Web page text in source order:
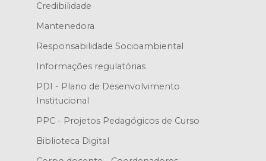
Credibilidade
Mantenedora
Responsabilidade Socioambiental
Informações regulatórias
PDI - Plano de Desenvolvimento
Institucional
PPC - Projetos Pedagógicos de Curso
Biblioteca Digital